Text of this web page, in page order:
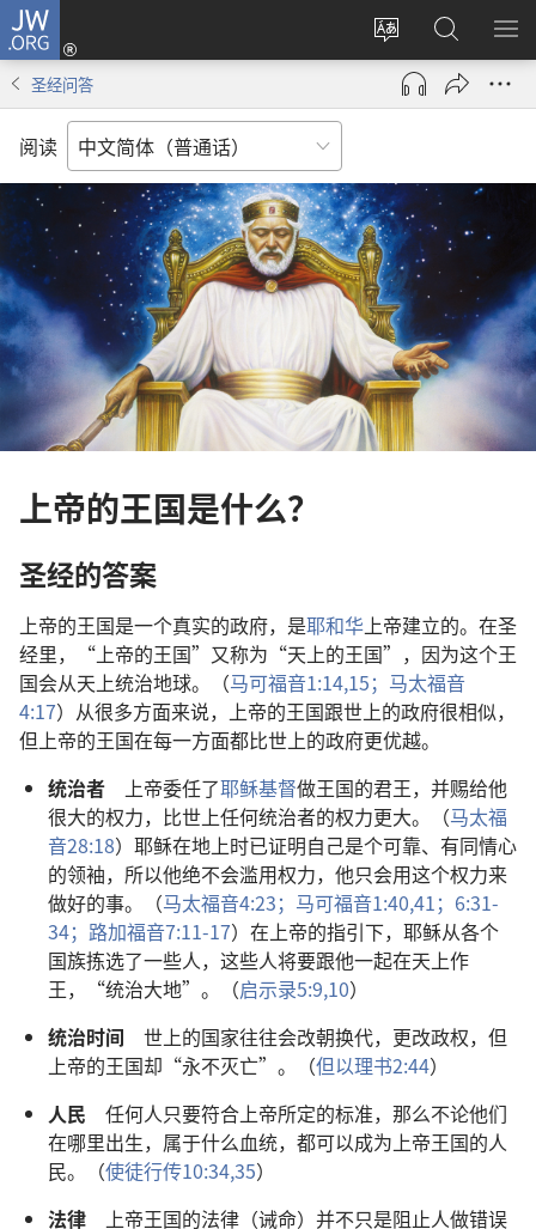
JW.ORG
更
改
网
言
登
录
（打
口）
搜
索
JW.ORG
显
圣经问答
阅读
上帝的王国是什么？
圣经的答案
上帝的王国是一个真实的政府，是耶和华上帝建立的。在圣
经里，“上帝的王国”又称为“天上的王国”，因为这个王
国会从天上统治地球。（马可福音1:14,15； 马太福音
4:17）从很多方面来说，上帝的王国跟世上的政府很相似，
但上帝的王国在每一方面都比世上的政府更优越。
统治者 上帝委任了耶稣基督做王国的君王，并赐给他
很大的权力，比世上任何统治者的权力更大。（马太福
音28:18）耶稣在地上时已证明自己是个可靠、有同情心
的领袖，所以他绝不会滥用权力，他只会用这个权力来
做好的事。（马太福音4:23； 马可福音1:40,41； 6:31-
34； 路加福音7:11-17）在上帝的指引下，耶稣从各个
国族拣选了一些人，这些人将要跟他一起在天上作
王，“统治大地”。（启示录5:9,10）
统治时间 世上的国家往往会改朝换代，更改政权，但
上帝的王国却“永不灭亡”。（但以理书2:44）
人民 任何人只要符合上帝所定的标准，那么不论他们
在哪里出生，属于什么血统，都可以成为上帝王国的人
民。（使徒行传10:34,35）
法律 上帝王国的法律（诫命）并不只是阻止人做错误